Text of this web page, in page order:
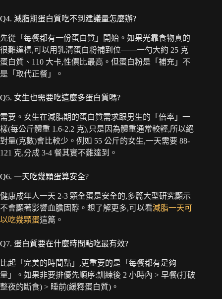
Q4. 減脂期蛋白質吃不到建議量怎麼辦?
先從「每餐都有一份蛋白質」開始。如果光靠食物真的
很難達標,可以用乳清蛋白粉補到位——一勺大約 25 克
蛋白質、110 大卡,性價比最高。但蛋白粉是「補充」不
是「取代正餐」。
Q5. 女生也需要吃這麼多蛋白質嗎?
需要。女生在減脂期的蛋白質需求跟男生的「倍率」一
樣(每公斤體重 1.6-2.2 克),只是因為體重通常較輕,所以絕
對量(克數)會比較少。例如 55 公斤的女生,一天需要 88-
121 克,分成 3-4 餐其實不難達到。
Q6. 一天吃幾顆蛋算安全?
健康成年人一天 2-3 顆全蛋是安全的,多篇大型研究顯示
不會顯著影響血膽固醇。想了解更多,可以看減脂一天可
以吃幾顆蛋這篇。
Q7. 蛋白質要在什麼時間點吃最有效?
比起「完美的時間點」,更重要的是「每餐都有足夠
量」。如果非要排優先順序:訓練後 2 小時內 > 早餐(打破
整夜的斷食) > 睡前(緩釋蛋白質)。